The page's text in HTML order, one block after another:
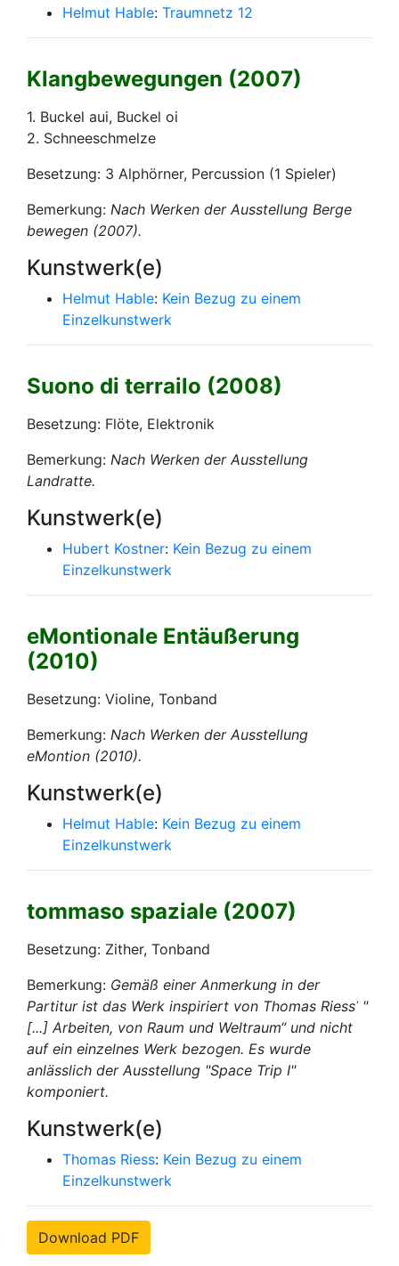
Helmut Hable: Traumnetz 12
Klangbewegungen (2007)
1. Buckel aui, Buckel oi
2. Schneeschmelze
Besetzung: 3 Alphörner, Percussion (1 Spieler)
Bemerkung: Nach Werken der Ausstellung Berge
bewegen (2007).
Kunstwerk(e)
Helmut Hable: Kein Bezug zu einem
Einzelkunstwerk
Suono di terrailo (2008)
Besetzung: Flöte, Elektronik
Bemerkung: Nach Werken der Ausstellung
Landratte.
Kunstwerk(e)
Hubert Kostner: Kein Bezug zu einem
Einzelkunstwerk
eMontionale Entäußerung
(2010)
Besetzung: Violine, Tonband
Bemerkung: Nach Werken der Ausstellung
eMontion (2010).
Kunstwerk(e)
Helmut Hable: Kein Bezug zu einem
Einzelkunstwerk
tommaso spaziale (2007)
Besetzung: Zither, Tonband
Bemerkung: Gemäß einer Anmerkung in der
Partitur ist das Werk inspiriert von Thomas Riessʾ "
[...] Arbeiten, von Raum und Weltraum“ und nicht
auf ein einzelnes Werk bezogen. Es wurde
anlässlich der Ausstellung "Space Trip I"
komponiert.
Kunstwerk(e)
Thomas Riess: Kein Bezug zu einem
Einzelkunstwerk
Download PDF